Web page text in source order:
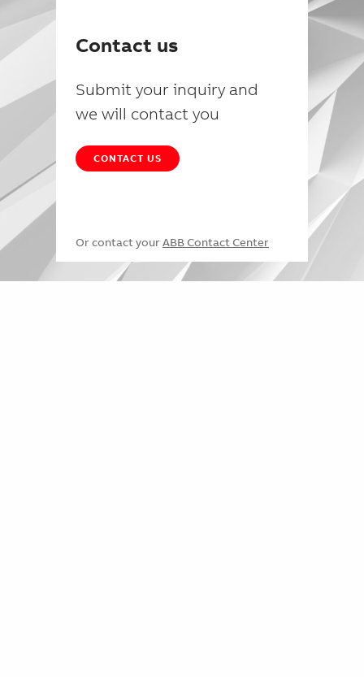
Contact us
Submit your inquiry and
we will contact you
CONTACT US
Or contact your ABB Contact Center